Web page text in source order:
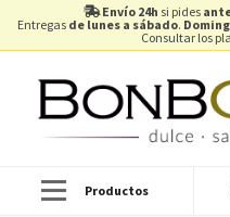
Envío 24h si pides
Entregas de lunes a sábado.
Consultar los
Productos